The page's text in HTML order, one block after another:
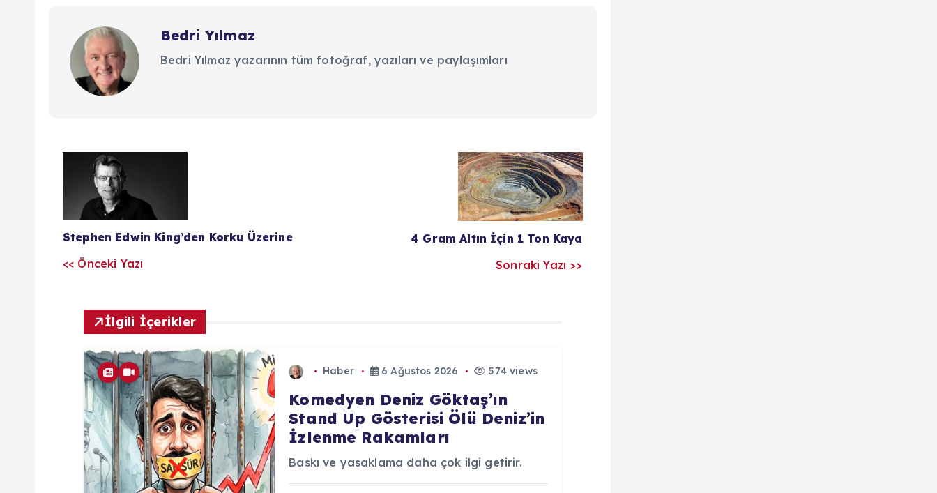
Bedri Yılmaz
Bedri Yılmaz yazarının tüm fotoğraf, yazıları ve paylaşımları
a
z
Stephen Edwin King’den Korku Üzerine
<< Önceki Yazı
4 Gram Altın İçin 1 Ton Kaya
Sonraki Yazı >>
İlgili İçerikler
Haber 6 Ağustos 2026 574 views
Komedyen Deniz Göktaş’ın
Stand Up Gösterisi Ölü Deniz’in
İzlenme Rakamları
Baskı ve yasaklama daha çok ilgi getirir.